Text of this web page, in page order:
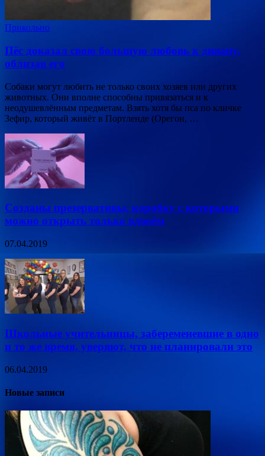
Прикольно
Пёс доказал свою большую любовь к дивану,
облизав его
Собаки могут любить не только своих хозяев или других
животных. Они вполне способны привязаться и к
неодушевлённым предметам. Взять хотя бы пса по кличке
Зефир, который живёт в Портленде (Орегон, …
Созданы презервативы, коробку с которыми
можно открыть только вдвоём
07.04.2019
Школьные учительницы, забеременевшие в одно
и то же время, уверяют, что не планировали это
06.04.2019
Новые записи